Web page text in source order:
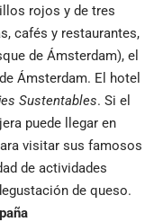
rojos y de tres
cafés y restaurantes,
de Ámsterdam), el
Ámsterdam. El hotel
Sustentables. Si el
puede llegar en
visitar sus famosos
de actividades
de queso.